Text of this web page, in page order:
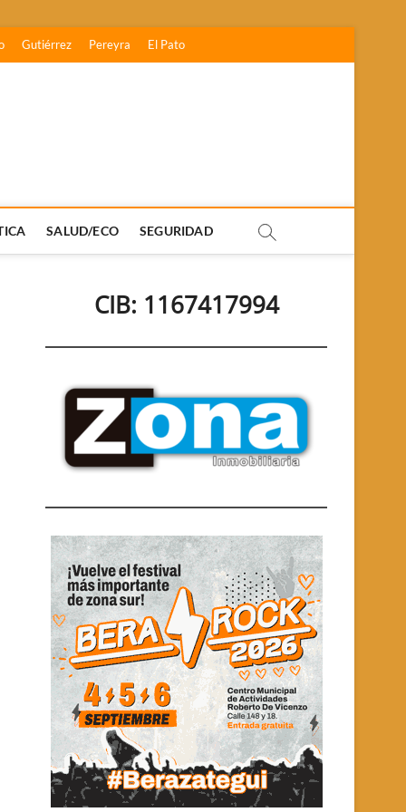
Gutiérrez Pereyra El Pato
SALUD/ECO SEGURIDAD
CIB: 1167417994